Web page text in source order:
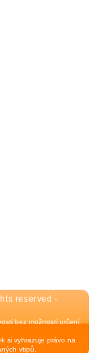
reserved -
bez možnosti určení
si vyhrazuje právo na
vtipů.